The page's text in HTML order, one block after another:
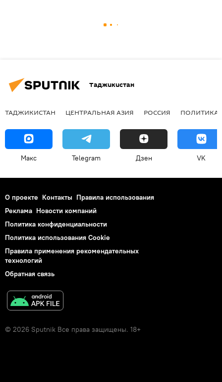
Таджикистан
ТАДЖИКИСТАН ЦЕНТРАЛЬНАЯ АЗИЯ РОССИЯ ПОЛИТИКА
Макс Telegram Дзен VK
О проекте Контакты Правила использования
Реклама Новости компаний
Политика конфиденциальности
Политика использования Cookie
Правила применения рекомендательных
технологий
Обратная связь
© 2026 Sputnik Все права защищены. 18+